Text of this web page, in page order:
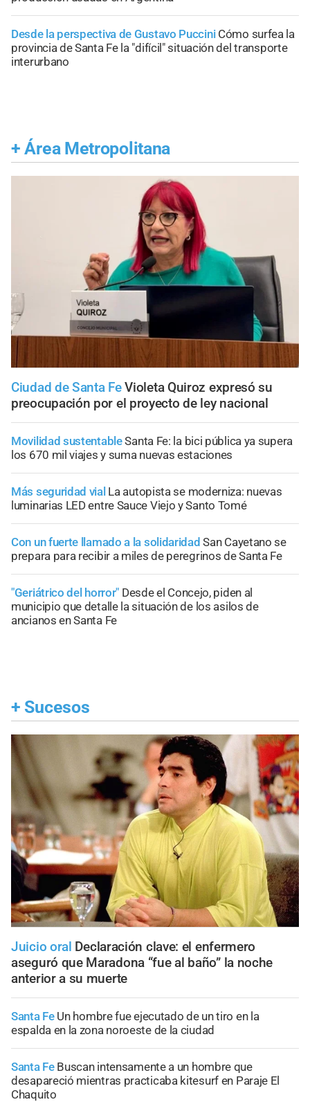
Desde la perspectiva de Gustavo Puccini Cómo surfea la
provincia de Santa Fe la "difícil" situación del transporte
interurbano
+ Área Metropolitana
Ciudad de Santa Fe Violeta Quiroz expresó su
preocupación por el proyecto de ley nacional
Movilidad sustentableSanta Fe: la bici pública ya supera
los 670 mil viajes y suma nuevas estaciones
Más seguridad vial La autopista se moderniza: nuevas
luminarias LED entre Sauce Viejo y Santo Tomé
Con un fuerte llamado a la solidaridad San Cayetano se
prepara para recibir a miles de peregrinos de Santa Fe
"Geriátrico del horror" Desde el Concejo, piden al
municipio que detalle la situación de los asilos de
ancianos en Santa Fe
+ Sucesos
Juicio oral Declaración clave: el enfermero
aseguró que Maradona “fue al baño” la noche
anterior a su muerte
Santa Fe Un hombre fue ejecutado de un tiro en la
espalda en la zona noroeste de la ciudad
Santa Fe Buscan intensamente a un hombre que
desapareció mientras practicaba kitesurf en Paraje El
Chaquito